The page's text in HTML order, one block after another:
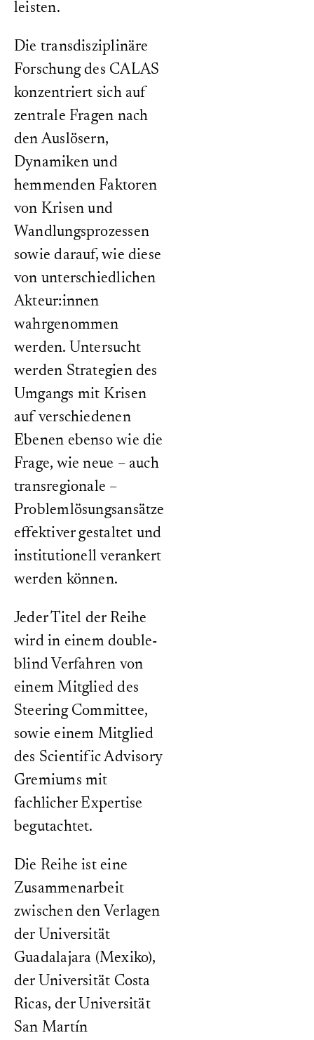
leisten.
Die transdisziplinäre
Forschung des CALAS
konzentriert sich auf
zentrale Fragen nach
den Auslösern,
Dynamiken und
hemmenden Faktoren
von Krisen und
Wandlungsprozessen
sowie darauf, wie diese
von unterschiedlichen
Akteur:innen
wahrgenommen
werden. Untersucht
werden Strategien des
Umgangs mit Krisen
auf verschiedenen
Ebenen ebenso wie die
Frage, wie neue – auch
transregionale –
Problemlösungsansätze
effektiver gestaltet und
institutionell verankert
werden können.
Jeder Titel der Reihe
wird in einem double-
blind Verfahren von
einem Mitglied des
Steering Committee,
sowie einem Mitglied
des Scientific Advisory
Gremiums mit
fachlicher Expertise
begutachtet.
Die Reihe ist eine
Zusammenarbeit
zwischen den Verlagen
der Universität
Guadalajara (Mexiko),
der Universität Costa
Ricas, der Universität
San Martín